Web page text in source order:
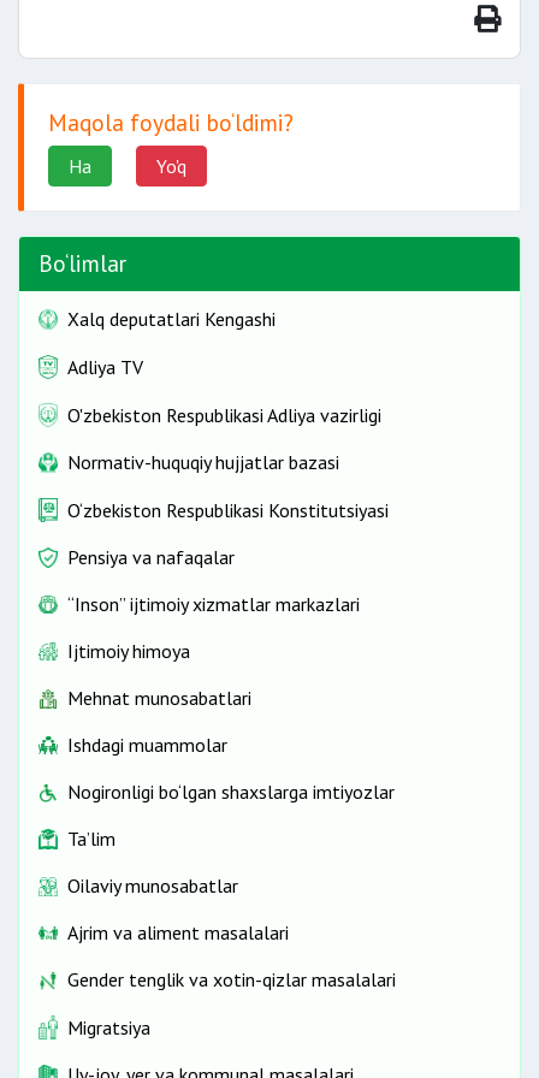
bo‘g‘inida va bir qator davlat davolash-
profilaktika muassasalarida, birinchi
muassasalarida tibbiy xizmatlar
ko‘rsatish;
aholiniyuqumli kasalliklarga
sog‘lig‘iga xavf tug‘diruvchi sil, xavfli
o‘sma, ruhiy, narkologik,
kasalliklariga duchor bo‘lgan shaxslarga
ixtisoslashgan tibbiy yordam
ko‘rsatish
bolalarni tekshiruvdan o‘tkazish
davolash (pullik muassasalardan
tashqari);
15-17 yoshdagi o‘smirlarni, hamda
chaqiruv komissiyalarining
yo‘llanmalari
(18-27 yosh) shaxslarni tekshiruvdan
o‘tkazish va davolash;
(pullik muassasalardan tashqari);
bemorlarning imtiyozli toifalariga
(nogironligi bo‘lgan shaxslar, urush
bepul tibbiy xizmat ko‘rsatish.
Maqola foydali bo‘ldimi?
Ha Yo'q
Bo‘limlar
Xalq deputatlari Kengashi
Adliya TV
O'zbekiston Respublikasi Adliya vazirligi
Normativ-huquqiy hujjatlar bazasi
O‘zbekiston Respublikasi Konstitutsiyasi
Pensiya va nafaqalar
“Inson” ijtimoiy xizmatlar markazlari
Ijtimoiy himoya
Mehnat munosabatlari
Ishdagi muammolar
Nogironligi bo‘lgan shaxslarga imtiyozlar
Ta’lim
Oilaviy munosabatlar
Ajrim va aliment masalalari
Gender tenglik va xotin-qizlar masalalari
Migratsiya